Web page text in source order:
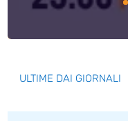
ULTIME DAI GIORNALI